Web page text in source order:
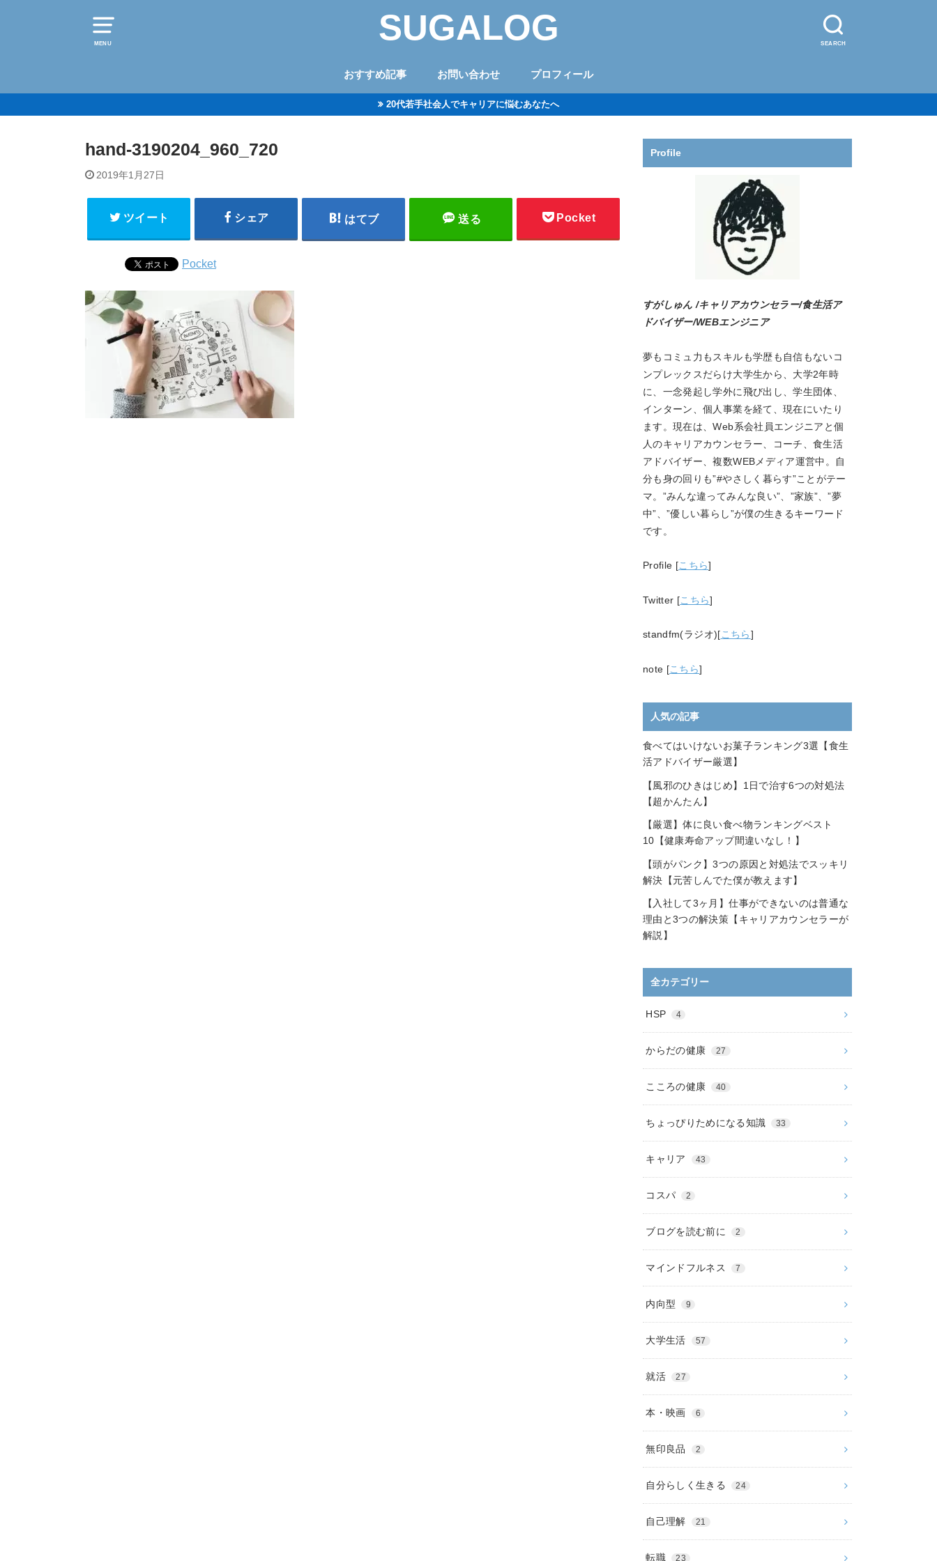
MENU SEARCH
SUGALOG
おすすめ記事 お問い合わせ プロフィール
20代若手社会人でキャリアに悩むあなたへ
hand-3190204_960_720
2019年1月27日
ツイート シェア はてブ 送る Pocket
Pocket
Profile
すがしゅん /キャリアカウンセラー/食生活ア
ドバイザー/WEBエンジニア
夢もコミュ力もスキルも学歴も自信もないコ
ンプレックスだらけ大学生から、大学2年時
に、一念発起し学外に飛び出し、学生団体、
インターン、個人事業を経て、現在にいたり
ます。現在は、Web系会社員エンジニアと個
人のキャリアカウンセラー、コーチ、食生活
アドバイザー、複数WEB メディア運営中。自
分も身の回りも”#やさしく暮らす”ことがテー
マ。 ”みんな違ってみんな良い” ”家族” 、”夢
中” 、”優しい暮らし”が僕の生きるキーワード
です。
Profile [こちら]
Twitter [こちら]
standfm(ラジオ)[こちら]
note [こちら]
人気の記事
食べてはいけないお菓子ランキング3選【食生
活アドバイザー厳選】
【風邪のひきはじめ】1日で治す6つの対処法
【超かんたん】
【厳選】体に良い食べ物ランキングベスト
10【健康寿命アップ間違いなし！】
【頭がパンク】3つの原因と対処法でスッキリ
解決【元苦しんでた僕が教えます】
【入社して3ヶ月】仕事ができないのは普通な
理由と3つの解決策【キャリアカウンセラーが
解説】
全カテゴリー
HSP 4
からだの健康 27
こころの健康 40
ちょっぴりためになる知識 33
キャリア 43
コスパ 2
ブログを読む前に 2
マインドフルネス 7
内向型 9
大学生活 57
就活 27
本・映画 6
無印良品 2
自分らしく生きる 24
自己理解 21
転職 23